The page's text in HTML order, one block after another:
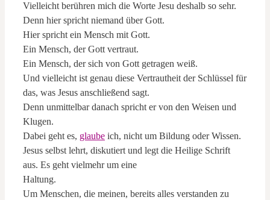
Vielleicht berühren mich die Worte Jesu deshalb so sehr.
Denn hier spricht niemand über Gott.
Hier spricht ein Mensch mit Gott.
Ein Mensch, der Gott vertraut.
Ein Mensch, der sich von Gott getragen weiß.
Und vielleicht ist genau diese Vertrautheit der Schlüssel für
das, was Jesus anschließend sagt.
Denn unmittelbar danach spricht er von den Weisen und
Klugen.
Dabei geht es, glaube ich, nicht um Bildung oder Wissen.
Jesus selbst lehrt, diskutiert und legt die Heilige Schrift
aus. Es geht vielmehr um eine
Haltung.
Um Menschen, die meinen, bereits alles verstanden zu